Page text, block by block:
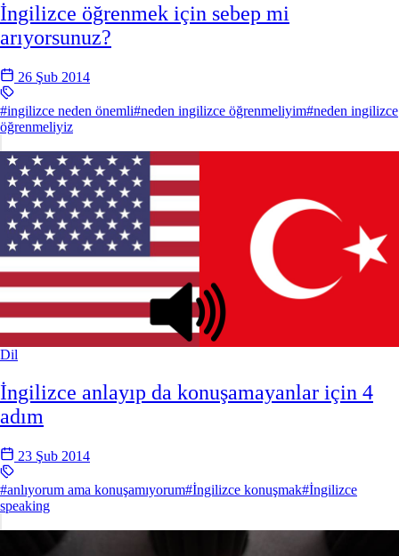
İngilizce öğrenmek için sebep mi
arıyorsunuz?
26 Şub 2014
#ingilizce neden önemli#neden ingilizce öğrenmeliyim#neden ingilizce
öğrenmeliyiz
Dil
İngilizce anlayıp da konuşamayanlar için 4
adım
23 Şub 2014
#anlıyorum ama konuşamıyorum#İngilizce konuşmak#İngilizce
speaking